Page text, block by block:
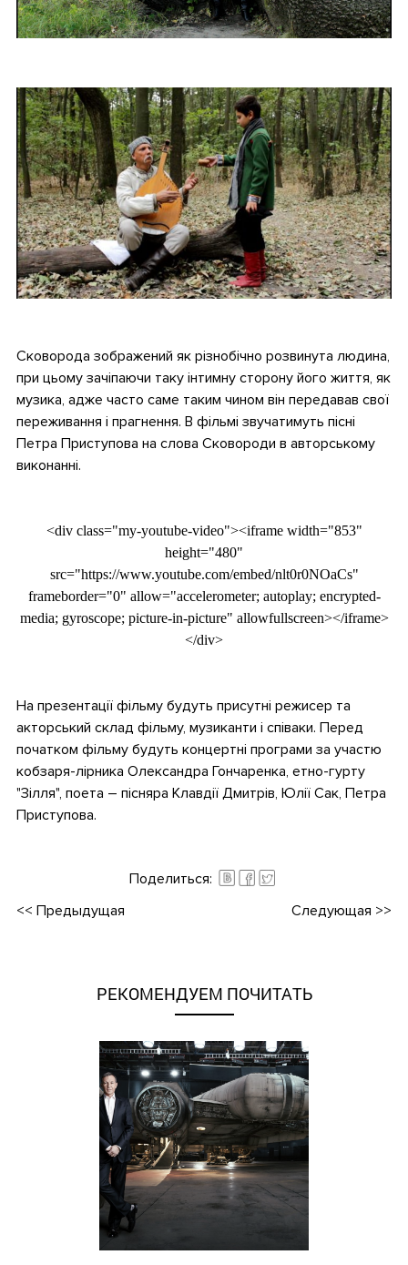
Сковорода зображений як різнобічно розвинута людина,
при цьому зачіпаючи таку інтимну сторону його життя, як
музика, адже часто саме таким чином він передавав свої
переживання і прагнення. В фільмі звучатимуть пісні
Петра Приступова на слова Сковороди в авторському
виконанні.
<div class="my-youtube-video"><iframe width="853"
height="480"
src="https://www.youtube.com/embed/nlt0r0NOaCs"
frameborder="0" allow="accelerometer; autoplay; encrypted-
media; gyroscope; picture-in-picture" allowfullscreen></iframe>
</div>
На презентації фільму будуть присутні режисер та
акторський склад фільму, музиканти і співаки. Перед
початком фільму будуть концертні програми за участю
кобзаря-лірника Олександра Гончаренка, етно-гурту
"Зілля", поета – пісняра Клавдії Дмитрів, Юлії Сак, Петра
Приступова.
Поделиться:
<< Предыдущая Следующая >>
РЕКОМЕНДУЕМ ПОЧИТАТЬ